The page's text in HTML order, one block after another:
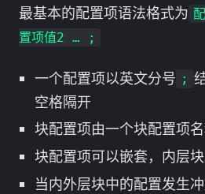
最基本的配置项语法格式为
置项值2 … ;
一个配置项以英文分号 ;
空格隔开
块配置项由一个块配置项
块配置项可以嵌套，内层块
当内外层块中的配置发生